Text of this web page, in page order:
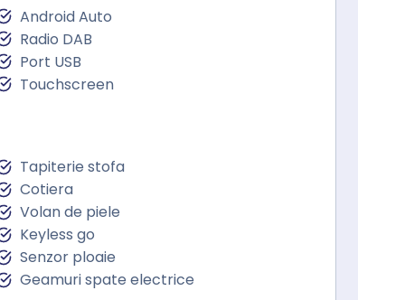
Android Auto
Radio DAB
Port USB
Touchscreen
Tapiterie stofa
Cotiera
Volan de piele
Keyless go
Senzor ploaie
Geamuri spate electrice